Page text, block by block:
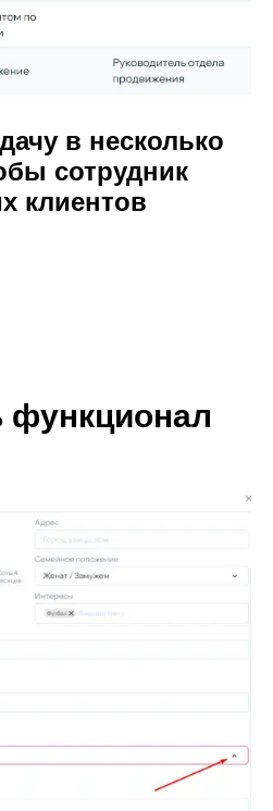
в несколько
сотрудник
клиентов
функционал